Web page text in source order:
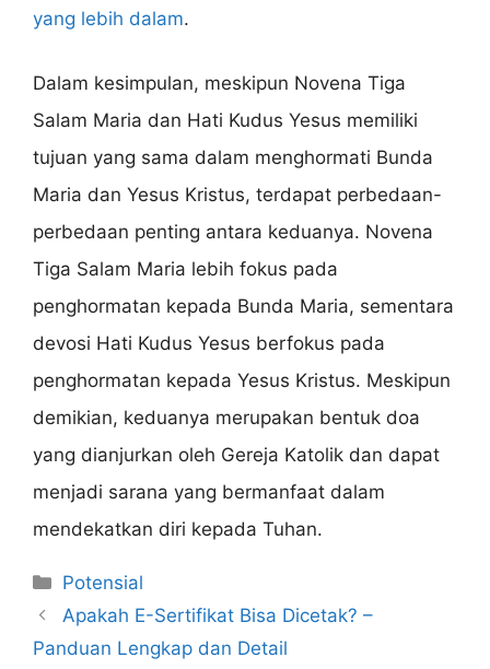
yang lebih dalam.
Dalam kesimpulan, meskipun Novena Tiga
Salam Maria dan Hati Kudus Yesus memiliki
tujuan yang sama dalam menghormati Bunda
Maria dan Yesus Kristus, terdapat perbedaan-
perbedaan penting antara keduanya. Novena
Tiga Salam Maria lebih fokus pada
penghormatan kepada Bunda Maria, sementara
devosi Hati Kudus Yesus berfokus pada
penghormatan kepada Yesus Kristus. Meskipun
demikian, keduanya merupakan bentuk doa
yang dianjurkan oleh Gereja Katolik dan dapat
menjadi sarana yang bermanfaat dalam
mendekatkan diri kepada Tuhan.
Categories
Potensial
Apakah E-Sertifikat Bisa Dicetak? –
Panduan Lengkap dan Detail